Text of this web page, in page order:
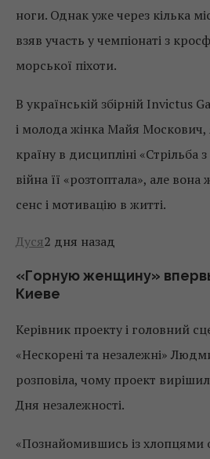
ноги. Однак уже через кілька
взяв участь у чемпіонаті з
морської піхоти.
В українській збірній Invictus
і молода жінка Майя Москович,
країну в дисципліні «Стрільба з
війна її «розтоптала», але
сенс і мотивацію в житті.
Дуся2 дня назад
«Горную женщину»
Киеве
Керівник проекту і головний
«Нескорені та незалежні»
розповіла, чому проект
Дня незалежності.
«Познайомившись із хлопцями